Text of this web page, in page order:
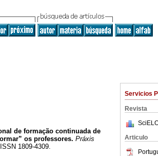
Servicios
Revista
Articulo
de formação continuada de
os professores. Práxis
1809-4309.